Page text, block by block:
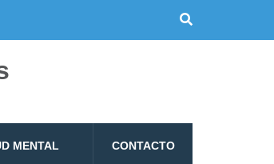
MENTAL CONTACTO